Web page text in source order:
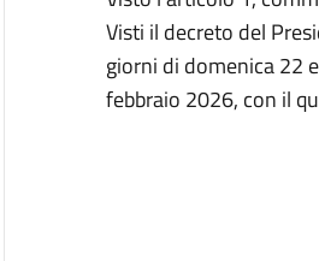
Visti il decreto del
giorni di domenica 22
febbraio 2026, con il